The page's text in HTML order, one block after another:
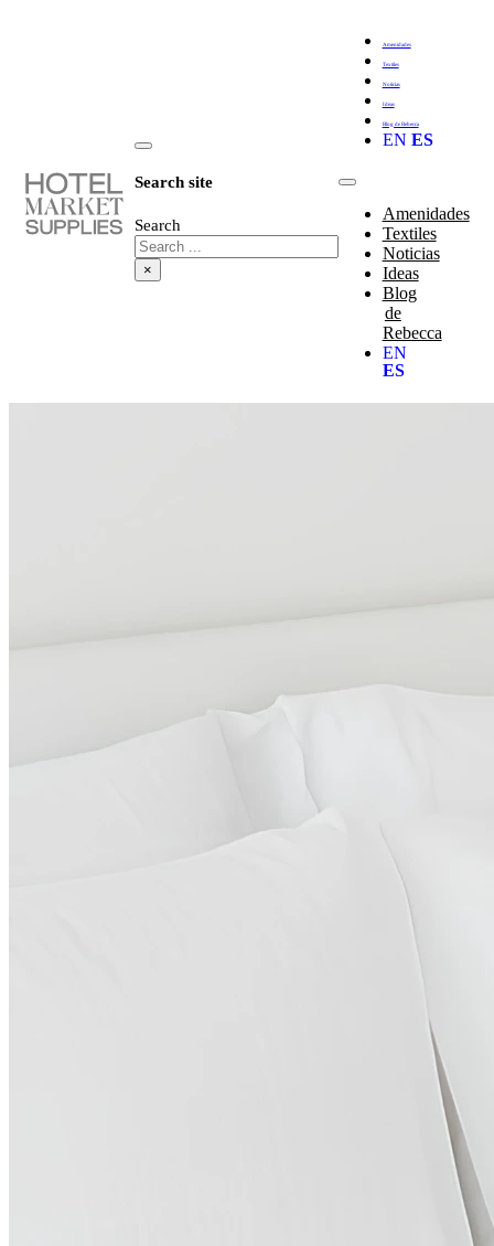
Search site
Search
×
Amenidades
Textiles
Noticias
Ideas
Blog de Rebecca
EN ES
Amenidades
Textiles
Noticias
Ideas
Blog
de
Rebecca
EN
ES